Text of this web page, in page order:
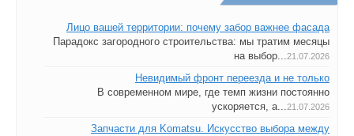
Лицо вашей территории: почему забор важнее фасада
Парадокс загородного строительства: мы тратим месяцы
на выбор...21.07.2026
Невидимый фронт переезда и не только
В современном мире, где темп жизни постоянно
ускоряется, а...21.07.2026
Запчасти для Komatsu. Искусство выбора между